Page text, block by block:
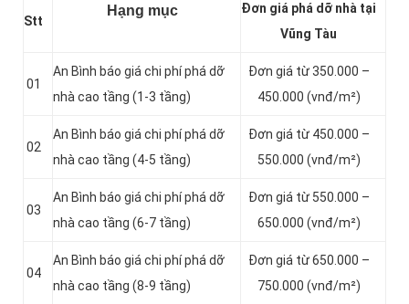
Stt
Hạng mục
Đơn giá phá dỡ nhà tại
Vũng Tàu
01
An Bình báo giá chi phí phá dỡ
nhà cao tầng (1-3 tầng)
Đơn giá từ 350.000 –
450.000 (vnđ/m²)
02
An Bình báo giá chi phí phá dỡ
nhà cao tầng (4-5 tầng)
Đơn giá từ 450.000 –
550.000 (vnđ/m²)
03
An Bình báo giá chi phí phá dỡ
nhà cao tầng (6-7 tầng)
Đơn giá từ 550.000 –
650.000 (vnđ/m²)
04
An Bình báo giá chi phí phá dỡ
nhà cao tầng (8-9 tầng)
Đơn giá từ 650.000 –
750.000 (vnđ/m²)